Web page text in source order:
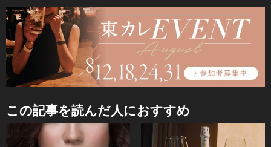
この記事を読んだ人におすすめ